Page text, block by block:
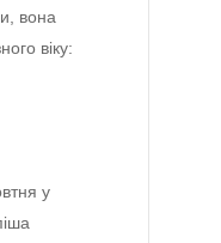
вона
віку:
у